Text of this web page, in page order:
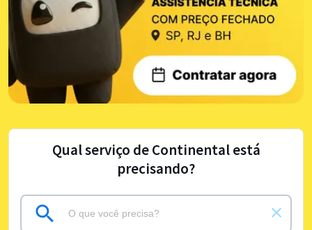
Qual serviço de Continental está
precisando?